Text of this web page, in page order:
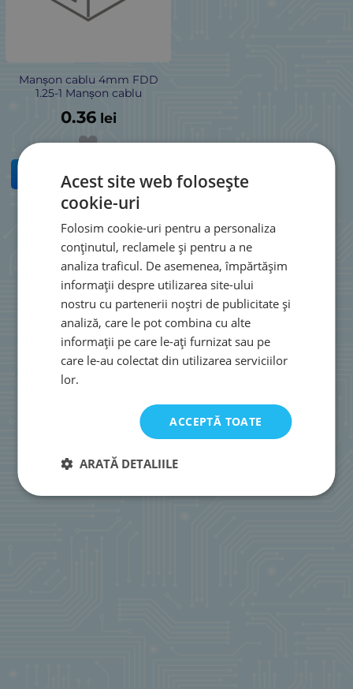
Manșon cablu 4mm FDD
1.25-1 Manșon cablu
0.36 lei
CUMPĂRĂ
Rezultate pe pagină:
Acest site web folosește
cookie-uri
Folosim cookie-uri pentru a personaliza
conținutul, reclamele și pentru a ne
analiza traficul. De asemenea, împărtășim
informații despre utilizarea site-ului
nostru cu partenerii noștri de publicitate și
analiză, care le pot combina cu alte
informații pe care le-ați furnizat sau pe
care le-au colectat din utilizarea serviciilor
lor.
ACCEPTĂ TOATE
ARATĂ DETALIILE